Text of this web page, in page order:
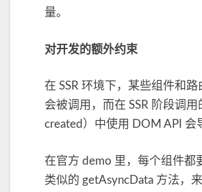
量。
对开发的额外约束
在 SSR 环境下，某些组件和路
会被调用，而在 SSR 阶段调用
created）中使用 DOM API 会
在官方 demo 里，每个组件都
类似的 getAsyncData 方法，